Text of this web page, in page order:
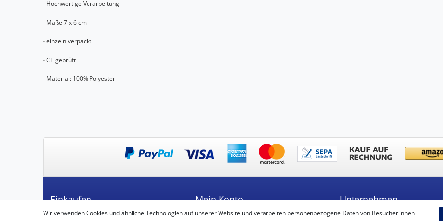
- Hochwertige Verarbeitung
- Maße 7 x 6 cm
- einzeln verpackt
- CE geprüft
- Material: 100% Polyester
Einkaufen
Zahlungsarten
Mein Konto
Registrieren
Unternehmen
Unsere Filiale
Wir verwenden Cookies und ähnliche Technologien auf unserer Website und verarbeiten personenbezogene Daten von Besucher:innen